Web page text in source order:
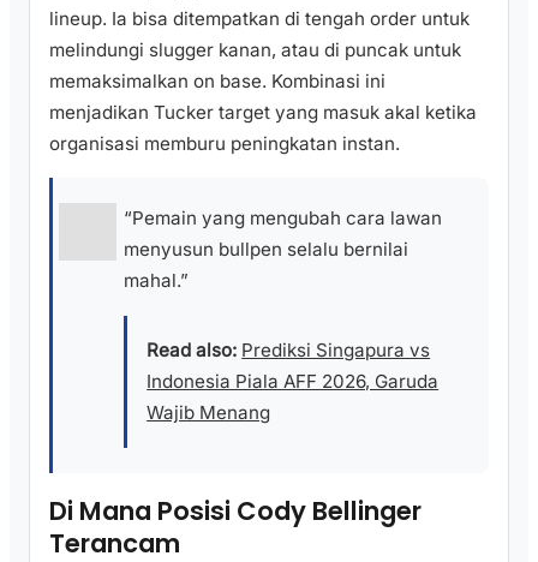
lineup. Ia bisa ditempatkan di tengah order untuk
melindungi slugger kanan, atau di puncak untuk
memaksimalkan on base. Kombinasi ini
menjadikan Tucker target yang masuk akal ketika
organisasi memburu peningkatan instan.
“Pemain yang mengubah cara lawan
menyusun bullpen selalu bernilai
mahal.”
Read also: Prediksi Singapura vs
Indonesia Piala AFF 2026, Garuda
Wajib Menang
Di Mana Posisi Cody Bellinger
Terancam